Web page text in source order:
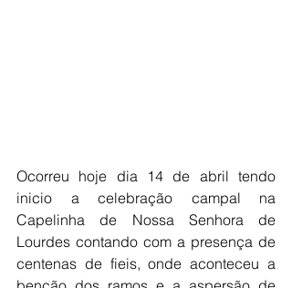
Ocorreu hoje dia 14 de abril tendo
inicio a celebração campal na
Capelinha de Nossa Senhora de
Lourdes contando com a presença de
centenas de fieis, onde aconteceu a